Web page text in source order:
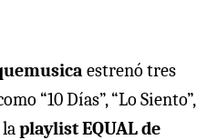
estrenó tres
“10 Días”, “Lo Siento”,
playlist EQUAL de